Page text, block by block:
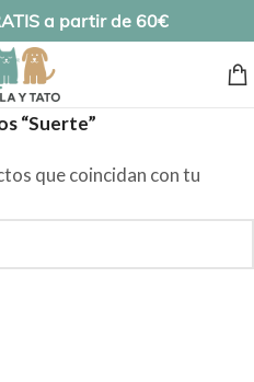
a partir de 60€
“Suerte”
que coincidan con tu